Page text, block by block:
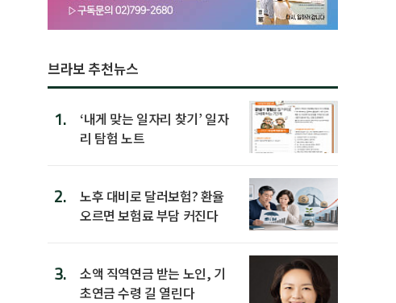
브라보 추천뉴스
1.
‘내게 맞는 일자리 찾기’ 일자
리 탐험 노트
2.
노후 대비로 달러보험? 환율
오르면 보험료 부담 커진다
3.
소액 직역연금 받는 노인, 기
초연금 수령 길 열린다